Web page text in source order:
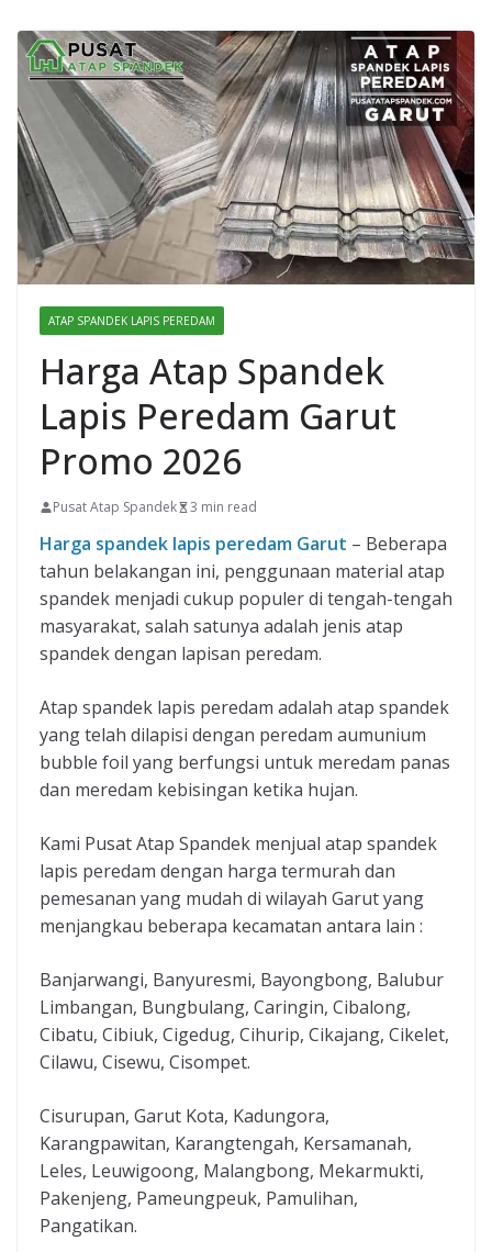
ATAP SPANDEK LAPIS PEREDAM
Harga Atap Spandek
Lapis Peredam Garut
Promo 2026
Pusat Atap Spandek 3 min read
Harga spandek lapis peredam Garut – Beberapa
tahun belakangan ini, penggunaan material atap
spandek menjadi cukup populer di tengah-tengah
masyarakat, salah satunya adalah jenis atap
spandek dengan lapisan peredam.
Atap spandek lapis peredam adalah atap spandek
yang telah dilapisi dengan peredam aumunium
bubble foil yang berfungsi untuk meredam panas
dan meredam kebisingan ketika hujan.
Kami Pusat Atap Spandek menjual atap spandek
lapis peredam dengan harga termurah dan
pemesanan yang mudah di wilayah Garut yang
menjangkau beberapa kecamatan antara lain :
Banjarwangi, Banyuresmi, Bayongbong, Balubur
Limbangan, Bungbulang, Caringin, Cibalong,
Cibatu, Cibiuk, Cigedug, Cihurip, Cikajang, Cikelet,
Cilawu, Cisewu, Cisompet.
Cisurupan, Garut Kota, Kadungora,
Karangpawitan, Karangtengah, Kersamanah,
Leles, Leuwigoong, Malangbong, Mekarmukti,
Pakenjeng, Pameungpeuk, Pamulihan,
Pangatikan.